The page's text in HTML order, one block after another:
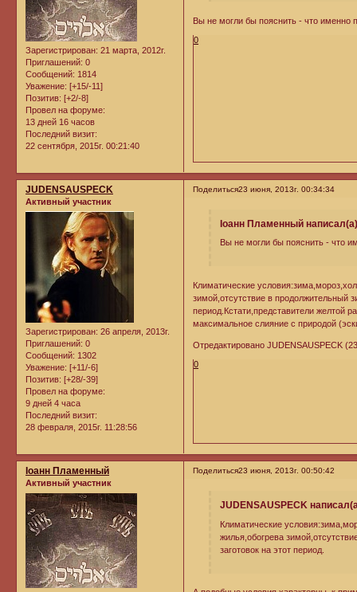
Зарегистрирован: 21 марта, 2012г.
Приглашений: 0
Сообщений: 1814
Уважение: [+15/-11]
Позитив: [+2/-8]
Провел на форуме:
13 дней 16 часов
Последний визит:
22 сентября, 2015г. 00:21:40
Вы не могли бы пояснить - что именно
0
Поделиться23 июня, 2013г. 00:34:34
JUDENSAUSPECK
Активный участник
Зарегистрирован: 26 апреля, 2013г.
Приглашений: 0
Сообщений: 1302
Уважение: [+11/-6]
Позитив: [+28/-39]
Провел на форуме:
9 дней 4 часа
Последний визит:
28 февраля, 2015г. 11:28:56
Iоанн Пламенный
Вы не могли бы пояснить - что
Климатические
зимой,отсутствие в продолжительный
период.Кстати,представители желтой
максимальное слияние с природой
Отредактировано JUDENSAUSPECK
0
Поделиться23 июня, 2013г. 00:50:42
Iоанн Пламенный
Активный участник
JUDENSAUSPECK
Климатические
жилья,обогрева
заготовок на этот период.